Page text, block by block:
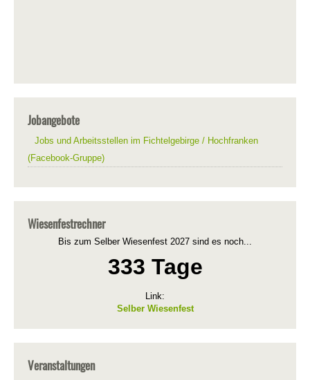
Jobangebote
Jobs und Arbeitsstellen im Fichtelgebirge / Hochfranken
(Facebook-Gruppe)
Wiesenfestrechner
Bis zum Selber Wiesenfest 2027 sind es noch...
333 Tage
Link:
Selber Wiesenfest
Veranstaltungen